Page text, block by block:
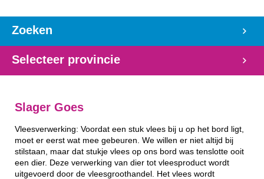
Zoeken
Selecteer provincie
Slager Goes
Vleesverwerking: Voordat een stuk vlees bij u op het bord ligt,
moet er eerst wat mee gebeuren. We willen er niet altijd bij
stilstaan, maar dat stukje vlees op ons bord was tenslotte ooit
een dier. Deze verwerking van dier tot vleesproduct wordt
uitgevoerd door de vleesgroothandel. Het vlees wordt